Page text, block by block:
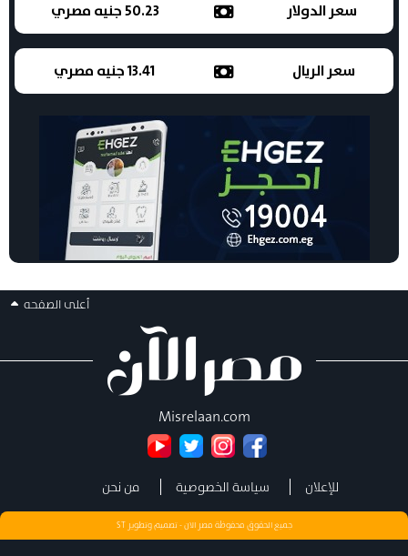
سعر الدولار 50.23 جنيه مصري
سعر الريال 13.41 جنيه مصري
أعلى الصفحه
Misrelaan.com
للإعلان سياسة الخصوصية من نحن
جميع الحقوق محفوظة مصر الان - تصميم وتطويرST